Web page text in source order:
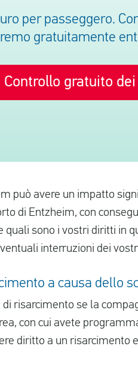
per passeggero.
gratuitamente
Controllo gratuito
può avere un impatto
di Entzheim, con
quali sono i vostri diritti in
interruzioni dei
a causa dello
risarcimento se la
con cui avete
diritto a un risarcimento